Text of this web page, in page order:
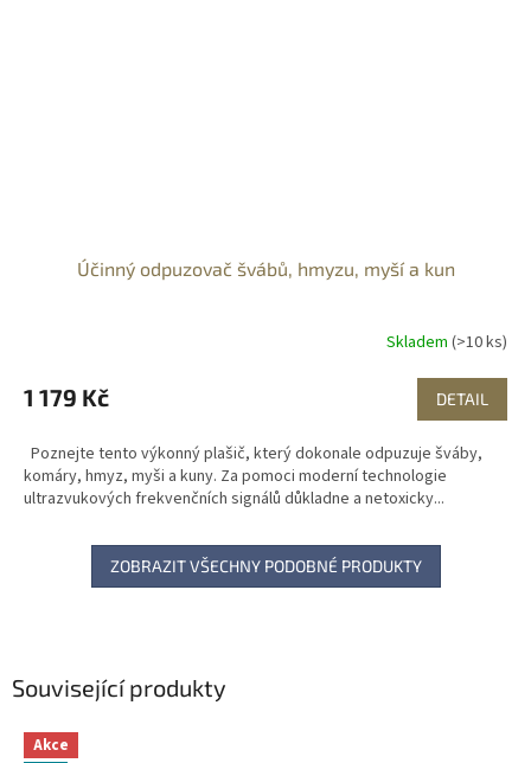
Související produkty
Akce
Účinný odpuzovač švábů, hmyzu, myší a kun
Skladem (>10 ks)
1 179 Kč DETAIL
Poznejte tento výkonný plašič, který dokonale odpuzuje šváby,
komáry, hmyz, myši a kuny. Za pomoci moderní technologie
ultrazvukových frekvenčních signálů důkladne a netoxicky...
ZOBRAZIT VŠECHNY PODOBNÉ PRODUKTY